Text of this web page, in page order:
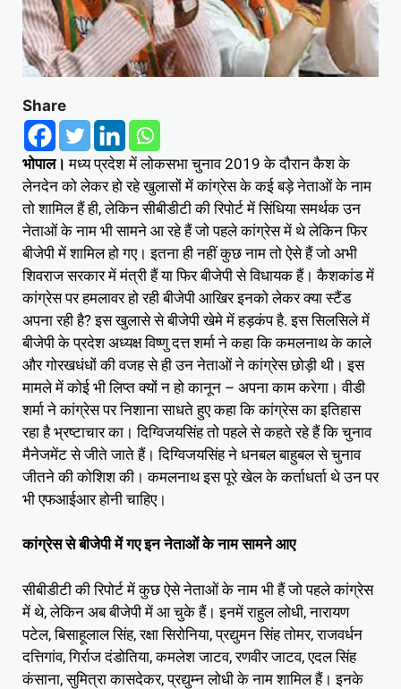
Share
भोपाल। मध्य प्रदेश में लोकसभा चुनाव 2019 के दौरान कैश के
लेनदेन को लेकर हो रहे खुलासों में कांग्रेस के कई बड़े नेताओं के नाम
तो शामिल हैं ही, लेकिन सीबीडीटी की रिपोर्ट में सिंधिया समर्थक उन
नेताओं के नाम भी सामने आ रहे हैं जो पहले कांग्रेस में थे लेकिन फिर
बीजेपी में शामिल हो गए। इतना ही नहीं कुछ नाम तो ऐसे हैं जो अभी
शिवराज सरकार में मंत्री हैं या फिर बीजेपी से विधायक हैं। कैशकांड में
कांग्रेस पर हमलावर हो रही बीजेपी आखिर इनको लेकर क्या स्टैंड
अपना रही है? इस खुलासे से बीजेपी खेमे में हड़कंप है. इस सिलसिले में
बीजेपी के प्रदेश अध्यक्ष विष्णु दत्त शर्मा ने कहा कि कमलनाथ के काले
और गोरखधंधों की वजह से ही उन नेताओं ने कांग्रेस छोड़ी थी। इस
मामले में कोई भी लिप्त क्यों न हो कानून – अपना काम करेगा। वीडी
शर्मा ने कांग्रेस पर निशाना साधते हुए कहा कि कांग्रेस का इतिहास
रहा है भ्रष्टाचार का। दिग्विजयसिंह तो पहले से कहते रहे हैं कि चुनाव
मैनेजमेंट से जीते जाते हैं। दिग्विजयसिंह ने धनबल बाहुबल से चुनाव
जीतने की कोशिश की। कमलनाथ इस पूरे खेल के कर्ताधर्ता थे उन पर
भी एफआईआर होनी चाहिए।
कांग्रेस से बीजेपी में गए इन नेताओं के नाम सामने आए
सीबीडीटी की रिपोर्ट में कुछ ऐसे नेताओं के नाम भी हैं जो पहले कांग्रेस
में थे, लेकिन अब बीजेपी में आ चुके हैं। इनमें राहुल लोधी, नारायण
पटेल, बिसाहूलाल सिंह, रक्षा सिरोनिया, प्रद्युमन सिंह तोमर, राजवर्धन
दत्तिगांव, गिर्राज दंडोतिया, कमलेश जाटव, रणवीर जाटव, एदल सिंह
कंसाना, सुमित्रा कासदेकर, प्रद्युम्न लोधी के नाम शामिल हैं। इनके